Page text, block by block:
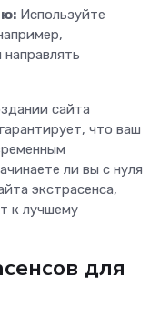
Используйте
сайта
что ваш
ли вы с нуля
экстрасенса,
к лучшему
для